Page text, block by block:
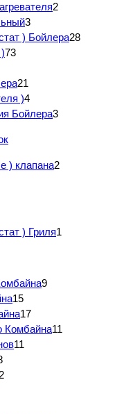
2
3
) Бойлера28
73
21
)4
Бойлера3
) клапана2
) Гриля1
9
15
17
Комбайна11
11
2